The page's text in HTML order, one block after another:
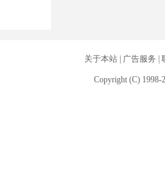
关于本站| 广告服务
Copyright (C) 1998-